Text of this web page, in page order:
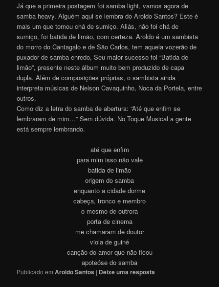
Já que a primeira postagem foi samba light, vamos agora de
samba heavy. Alguém aqui se lembra do Aroldo Santos? Este é
mais um que tomou chá de sumiço. Aliás, não foi chá de
sumiço, foi batida de limão, com certeza. Aroldo é um sambista
do morro do Cantagalo e de São Carlos, tem aquela vozerão de
puxador de samba enredo, Seu maior sucesso foi “Batida de
limão”, presente neste álbum muito bem produzido de capa
dupla. Além de composições próprias, o sambista ainda
interpreta músicas de Nelson Cavaquinho, Noca da Portela, entre
outros.
Como diz a letra do samba de abertura: “Até que enfim se
lembraram de mim…” Sem dúvida. No Toque Musical a gente
está sempre lembrando.
até que enfim
para mim isso não vale
batida de limão
origem do samba
enquanto a cidade dorme
cabeça, tronco e membro
o mesmo de outrora
porta de cinema
me chamaram de doutor
viola de guiné
canção do amor que não ficou
apoteóse do samba
Publicado em Aroldo Santos | Deixe uma resposta